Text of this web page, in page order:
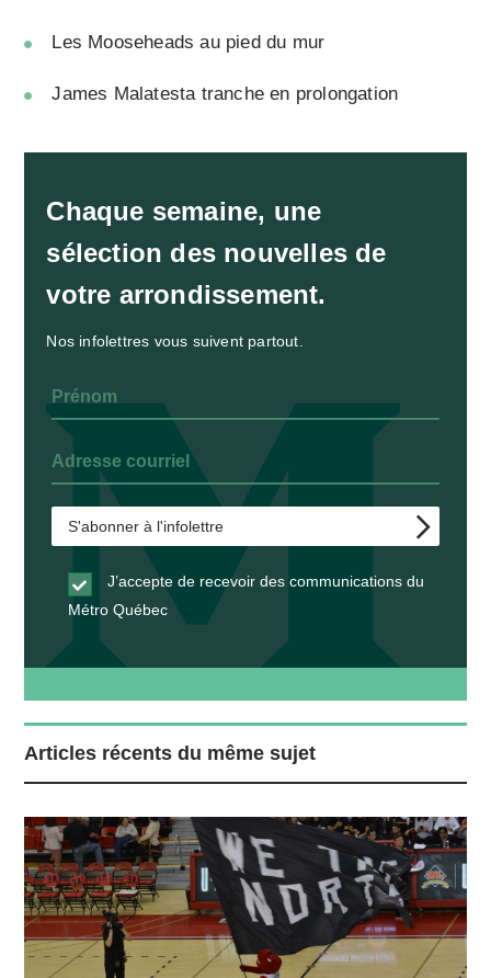
Les Mooseheads au pied du mur
James Malatesta tranche en prolongation
Chaque semaine, une
sélection des nouvelles de
votre arrondissement.
Nos infolettres vous suivent partout.
J’accepte de recevoir des communications du
Métro Québec
Articles récents du même sujet